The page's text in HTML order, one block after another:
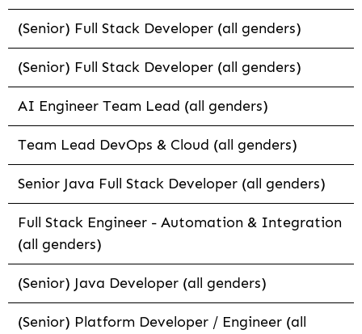
(Senior) Full Stack Developer (all genders)
(Senior) Full Stack Developer (all genders)
AI Engineer Team Lead (all genders)
Team Lead DevOps & Cloud (all genders)
Senior Java Full Stack Developer (all genders)
Full Stack Engineer - Automation & Integration
(all genders)
(Senior) Java Developer (all genders)
(Senior) Platform Developer / Engineer (all